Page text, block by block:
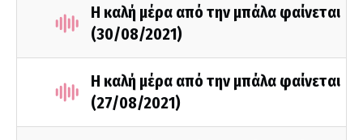
Η καλή μέρα από την μπάλα φαίνεται
(30/08/2021)
Η καλή μέρα από την μπάλα φαίνεται
(27/08/2021)